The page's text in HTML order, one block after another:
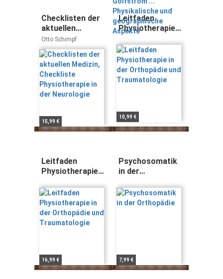
Checklisten der
aktuellen
Medizin,
Checkliste
Physiotherapie
in der
Neurologie
Otto Schimpf
15,99 €
Leitfaden
Physiotherapie
in der
Orthopädie und
Traumatologie
10,99 €
Leitfaden
Physiotherapie
Orthopädie und
Traumatologie
16,99 €
Psychosomatik
in der
7,99 €